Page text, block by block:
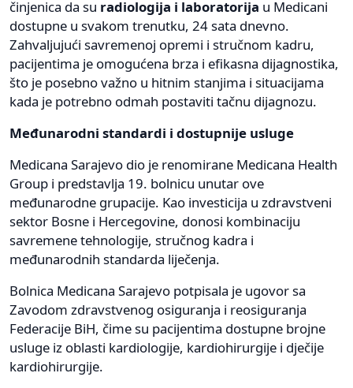
činjenica da su radiologija i laboratorija u Medicani
dostupne u svakom trenutku, 24 sata dnevno.
Zahvaljujući savremenoj opremi i stručnom kadru,
pacijentima je omogućena brza i efikasna dijagnostika,
što je posebno važno u hitnim stanjima i situacijama
kada je potrebno odmah postaviti tačnu dijagnozu.
Međunarodni standardi i dostupnije usluge
Medicana Sarajevo dio je renomirane Medicana Health
Group i predstavlja 19. bolnicu unutar ove
međunarodne grupacije. Kao investicija u zdravstveni
sektor Bosne i Hercegovine, donosi kombinaciju
savremene tehnologije, stručnog kadra i
međunarodnih standarda liječenja.
Bolnica Medicana Sarajevo potpisala je ugovor sa
Zavodom zdravstvenog osiguranja i reosiguranja
Federacije BiH, čime su pacijentima dostupne brojne
usluge iz oblasti kardiologije, kardiohirurgije i dječije
kardiohirurgije.